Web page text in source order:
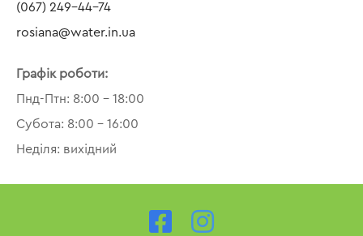
(067) 249-44-74
rosiana@water.in.ua
Графік роботи:
Пнд-Птн: 8:00 – 18:00
Субота: 8:00 – 16:00
Неділя: вихідний